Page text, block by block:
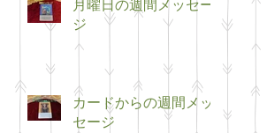
月曜日の週間メッセー
ジ
カードからの週間メッ
セージ